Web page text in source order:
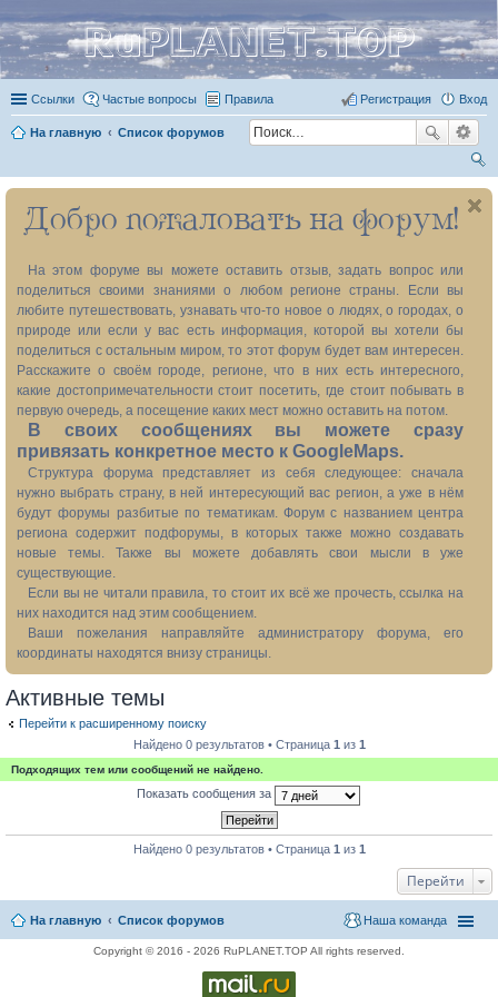
RuPLANET.TOP
Ссылки Частые вопросы Правила Вход
Регистрация
На главную Список форумов
ои
ск
Добро пожаловать на форум!
На этом форуме вы можете оставить отзыв, задать вопрос или
поделиться своими знаниями о любом регионе страны. Если вы
любите путешествовать, узнавать что-то новое о людях, о городах, о
природе или если у вас есть информация, которой вы хотели бы
поделиться с остальным миром, то этот форум будет вам интересен.
Расскажите о своём городе, регионе, что в них есть интересного,
какие достопримечательности стоит посетить, где стоит побывать в
первую очередь, а посещение каких мест можно оставить на потом.
В своих сообщениях вы можете сразу
привязать конкретное место к GoogleMaps.
Структура форума представляет из себя следующее: сначала
нужно выбрать страну, в ней интересующий вас регион, а уже в нём
будут форумы разбитые по тематикам. Форум с названием центра
региона содержит подфорумы, в которых также можно создавать
новые темы. Также вы можете добавлять свои мысли в уже
существующие.
Если вы не читали правила, то стоит их всё же прочесть, ссылка на
них находится над этим сообщением.
Ваши пожелания направляйте администратору форума, его
координаты находятся внизу страницы.
Активные темы
Перейти к расширенному поиску
Найдено 0 результатов • Страница 1 из 1
Подходящих тем или сообщений не найдено.
Показать сообщения за
Найдено 0 результатов • Страница 1 из 1
Перейти
На главную Список форумов Наша команда
Copyright © 2016 - 2026 RuPLANET.TOP All rights reserved.